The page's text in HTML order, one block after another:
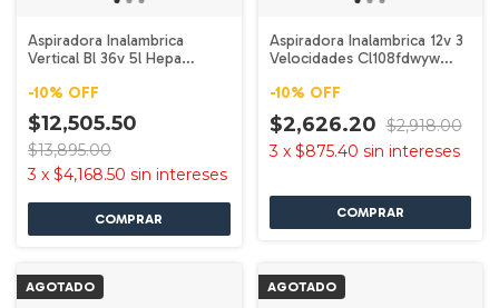
Aspiradora Inalambrica
Vertical Bl 36v 5l Hepa
-10% OFF
$12,505.50
$13,895.00
3 x $4,168.50 sin intereses
Aspiradora Inalambrica 12v 3
Velocidades Cl108fdwyw
-10% OFF
$2,626.20 $2,918.00
3 x $875.40 sin intereses
AGOTADO AGOTADO